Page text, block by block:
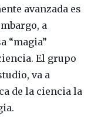
avanzada es
a
“magia”
El grupo
va a
de la ciencia la